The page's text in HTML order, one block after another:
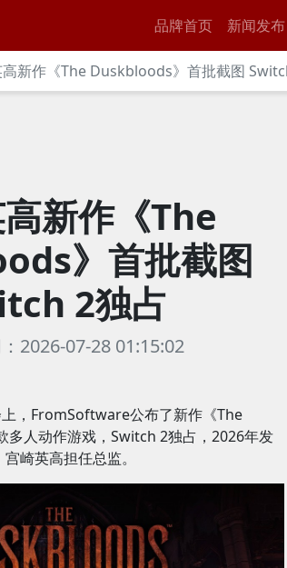
品牌首页 新闻发布
新作《The Duskbloods》首批截图
新作《The
》首批截图
2独占
2026-07-28 01:15:02
，FromSoftware公布了新作《The
人动作游戏，Switch 2独占，2026年发
崎英高担任总监。